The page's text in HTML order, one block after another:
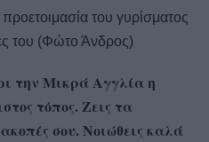
του γυρίσματος
του (Φώτο Άνδρος)
την Μικρά Αγγλία η
τόπος. Ζεις τα
σου. Νοιώθεις καλά